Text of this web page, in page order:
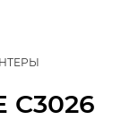
C3026